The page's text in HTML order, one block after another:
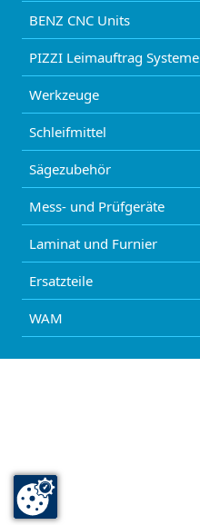
BENZ CNC Units
PIZZI Leimauftrag Systeme
Werkzeuge
Schleifmittel
Sägezubehör
Mess- und Prüfgeräte
Laminat und Furnier
Ersatzteile
WAM